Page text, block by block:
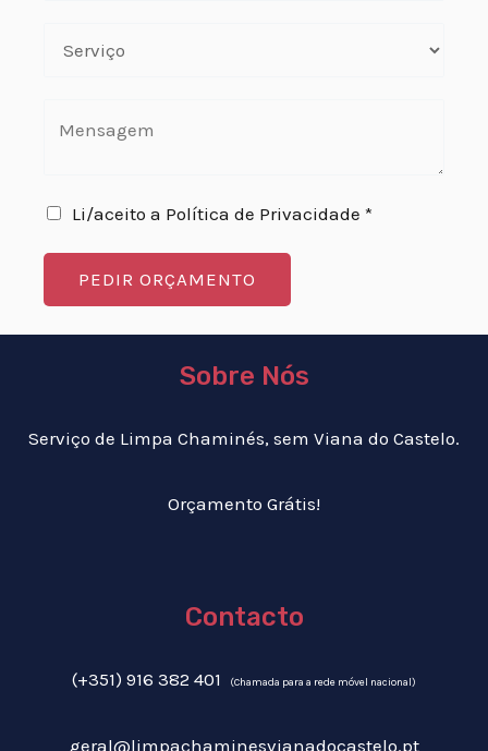
Li/aceito a Política de Privacidade *
PEDIR ORÇAMENTO
Sobre Nós
Serviço de Limpa Chaminés, sem Viana do Castelo.
Orçamento Grátis!
Contacto
(+351) 916 382 401 (Chamada para a rede móvel nacional)
geral@limpachaminesvianadocastelo.pt